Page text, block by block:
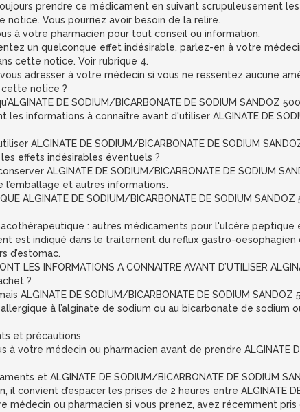
prendre ce médicament en suivant scrupuleusement
notice. Vous pourriez avoir besoin de la relire.
à votre pharmacien pour tout conseil ou information.
un quelconque effet indésirable, parlez-en à votre
cette notice. Voir rubrique 4.
vous adresser à votre médecin si vous ne ressentez aucune
notice ?
DE SODIUM/BICARBONATE DE SODIUM
les informations à connaître avant d'utiliser ALGINATE DE
ALGINATE DE SODIUM/BICARBONATE DE SODIUM
effets indésirables éventuels ?
ALGINATE DE SODIUM/BICARBONATE DE SODIUM
l’emballage et autres informations.
QUE ALGINATE DE SODIUM/BICARBONATE DE SODIUM
: autres médicaments pour l'ulcère peptique
est indiqué dans le traitement du reflux gastro-
d’estomac.
LES INFORMATIONS A CONNAITRE AVANT D’UTILISER
?
ALGINATE DE SODIUM/BICARBONATE DE SODIUM
allergique à l’alginate de sodium ou au bicarbonate de
et précautions
à votre médecin ou pharmacien avant de prendre ALGINATE
et ALGINATE DE SODIUM/BICARBONATE DE SODIUM
il convient d’espacer les prises de 2 heures entre ALGINATE
médecin ou pharmacien si vous prenez, avez récemment